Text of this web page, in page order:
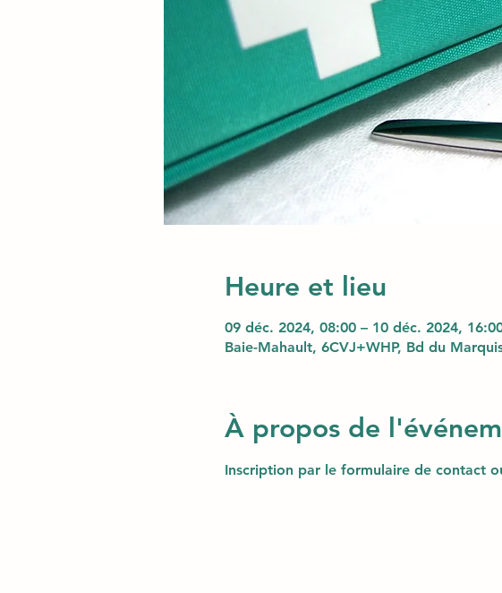
Heure et lieu
09 déc. 2024, 08:00 – 10 déc. 2024,
Baie-Mahault, 6CVJ+WHP, Bd du
À propos de
Inscription par le formulaire de contact